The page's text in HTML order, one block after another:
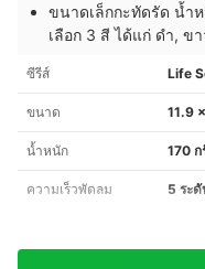
ขนาดเล็กกะทัดรัด น้ำห
เลือก 3 สี ได้แก่ ดำ, ข
ซีรีส์ Life
ขนาด 11.9
น้ำหนัก 170 ก
ความเร็วพัดลม 5 ระ